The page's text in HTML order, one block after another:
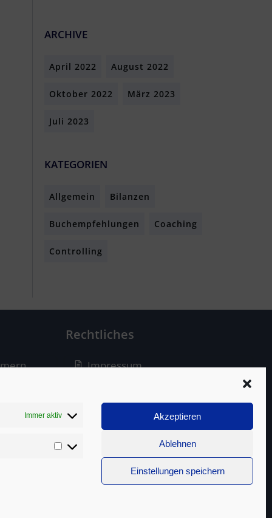
Immer aktiv
Statistiken
Akzeptieren
Ablehnen
Einstellungen speichern
ARCHIVE
April 2022 August 2022
Oktober 2022 März 2023
Juli 2023
KATEGORIEN
Allgemein Bilanzen
Buchempfehlungen Coaching
Controlling
Rechtliches
Impressum